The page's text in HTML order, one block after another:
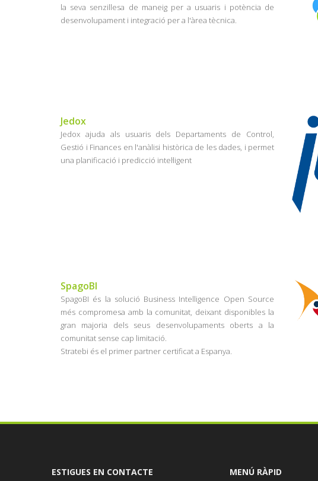
la seva senzillesa de maneig per a usuaris i potència de
desenvolupament i integració per a l'àrea tècnica.
Jedox
Jedox ajuda als usuaris dels Departaments de Control,
Gestió i Finances en l'anàlisi històrica de les dades, i permet
una planificació i predicció intel·ligent
SpagoBI
SpagoBI és la solució Business Intelligence Open Source
més compromesa amb la comunitat, deixant disponibles la
gran majoria dels seus desenvolupaments oberts a la
comunitat sense cap limitació.
Stratebi és el primer partner certificat a Espanya.
ESTIGUES EN CONTACTE MENÚ RÀPID